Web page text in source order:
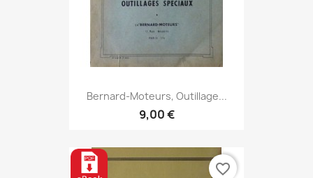
Bernard-Moteurs, Outillage...
9,00 €
favorite_border